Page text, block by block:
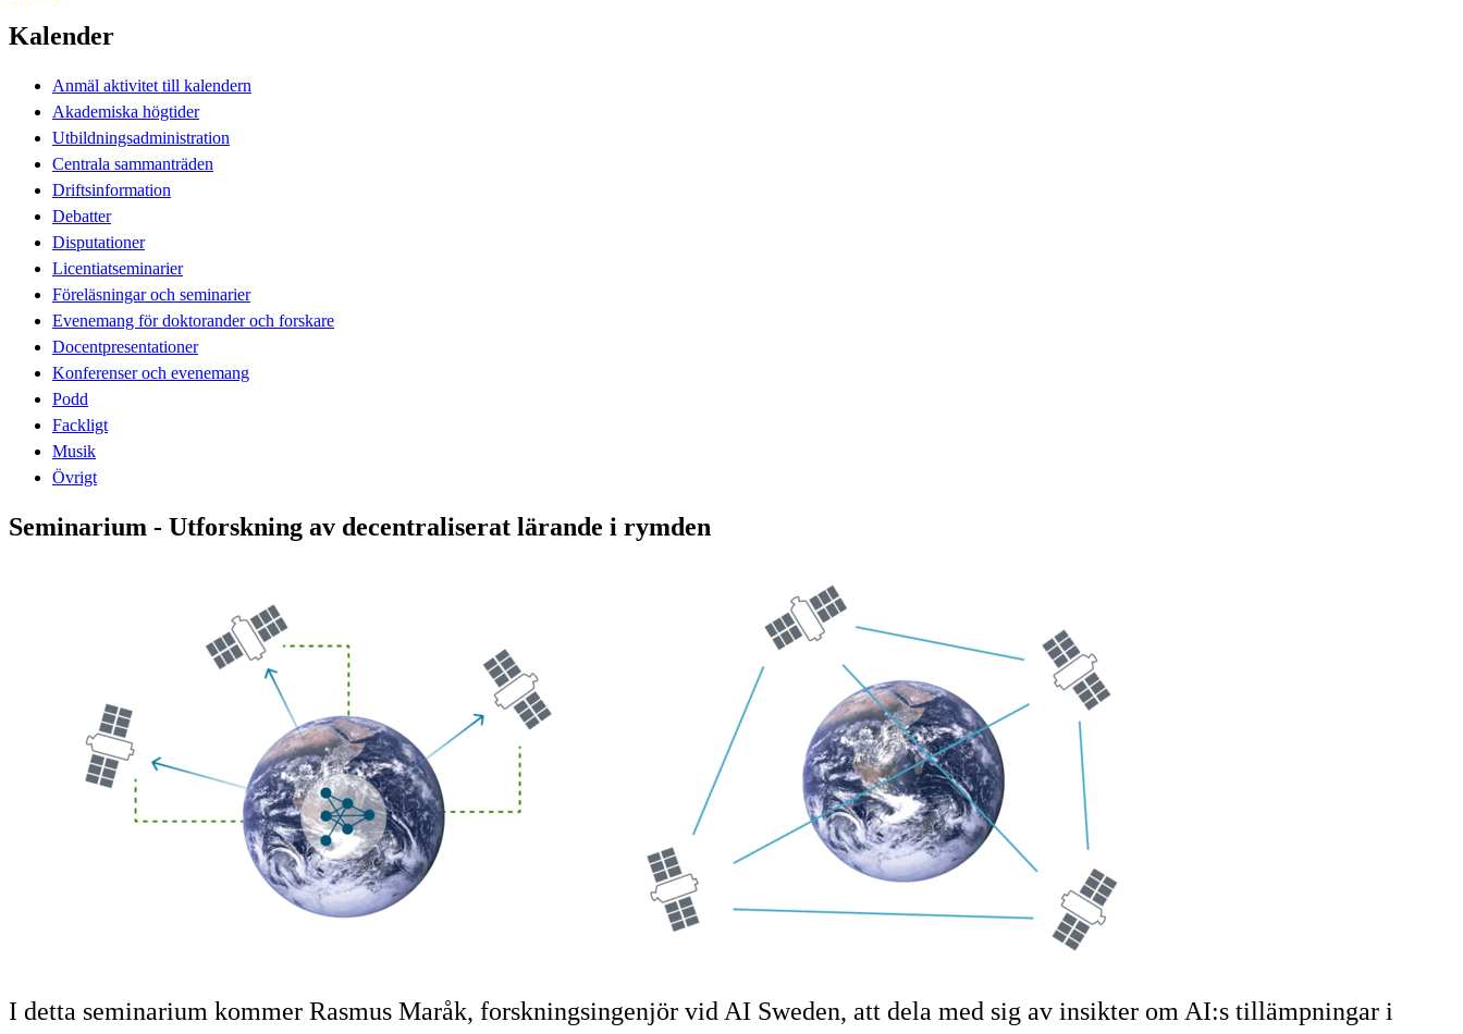
Kalender
Anmäl aktivitet till kalendern
Akademiska högtider
Utbildningsadministration
Centrala sammanträden
Driftsinformation
Debatter
Disputationer
Licentiatseminarier
Föreläsningar och seminarier
Evenemang för doktorander och forskare
Docentpresentationer
Konferenser och evenemang
Podd
Fackligt
Musik
Övrigt
Seminarium - Utforskning av decentraliserat lärande i rymden
I detta seminarium kommer Rasmus Maråk, forskningsingenjör vid AI Sweden, att dela med sig av insikter om AI:s tillämpningar i